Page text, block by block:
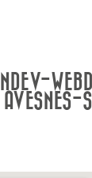
AVESNES-